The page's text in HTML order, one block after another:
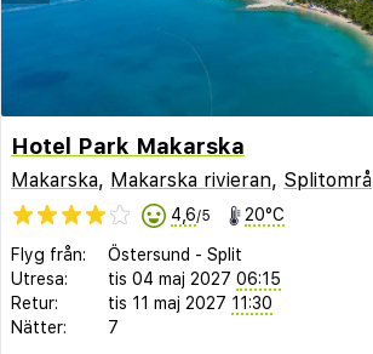
Hotel Park Makarska
Makarska, Makarska rivieran, Splitområdet
4,6/5 20°C
Flyg från: Östersund - Split
Utresa:
tis 04 maj 2027 06:15
Retur:
tis 11 maj 2027 11:30
Nätter:
7